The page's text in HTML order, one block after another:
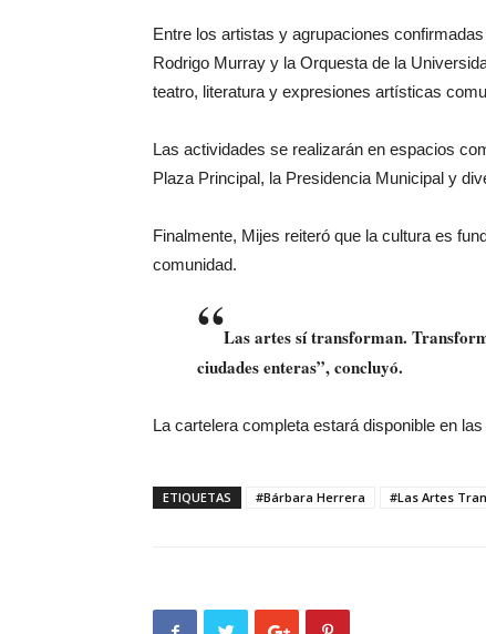
Entre los artistas y agrupaciones
Rodrigo Murray y la Orquesta de la
teatro, literatura y expresiones artísticas
Las actividades se realizarán en espacios
Plaza Principal, la Presidencia Municipal y
Finalmente, Mijes reiteró que la cultura es
comunidad.
“Las artes sí transforman.
ciudades enteras”, concluyó.
La cartelera completa estará disponible en
ETIQUETAS #Bárbara Herrera #Las Artes